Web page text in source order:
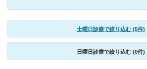
土曜日診療で絞り込む (5件)
日曜日診療で絞り込む (0件)